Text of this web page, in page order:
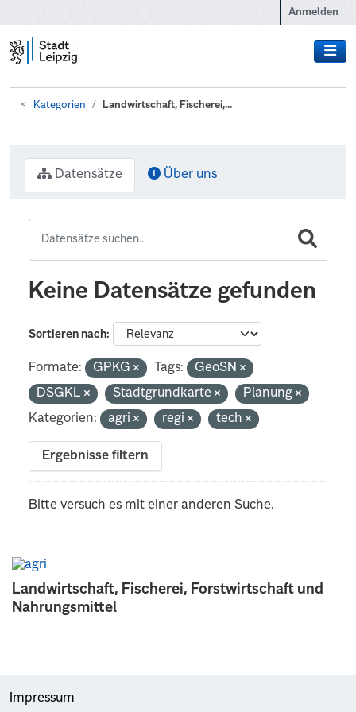
Anmelden
Kategorien Landwirtschaft, Fischerei,...
Landwirtschaft, Fischerei, Forstwirtschaft und
Nahrungsmittel
Datensätze Über uns
Keine Datensätze gefunden
Sortieren nach
Formate: GPKG Tags:
GeoSN
DSGKL
Stadtgrundkarte
Planung
Kategorien:
agri regi tech
Ergebnisse filtern
Bitte versuch es mit einer anderen Suche.
Impressum